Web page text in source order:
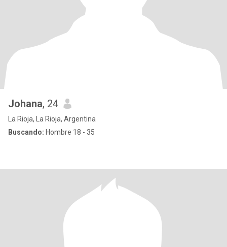
Johana, 24
La Rioja, La Rioja, Argentina
Buscando: Hombre 18 - 35